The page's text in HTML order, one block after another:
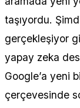
taşıyordu.
gerçekleşiyor
yapay zeka
Google’a yeni
çerçevesinde